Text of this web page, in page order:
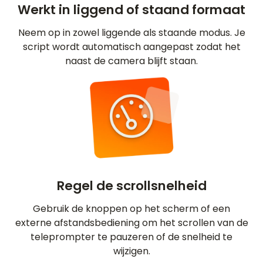
Werkt in liggend of staand formaat
Neem op in zowel liggende als staande modus. Je
script wordt automatisch aangepast zodat het
naast de camera blijft staan.
Regel de scrollsnelheid
Gebruik de knoppen op het scherm of een
externe afstandsbediening om het scrollen van de
teleprompter te pauzeren of de snelheid te
wijzigen.